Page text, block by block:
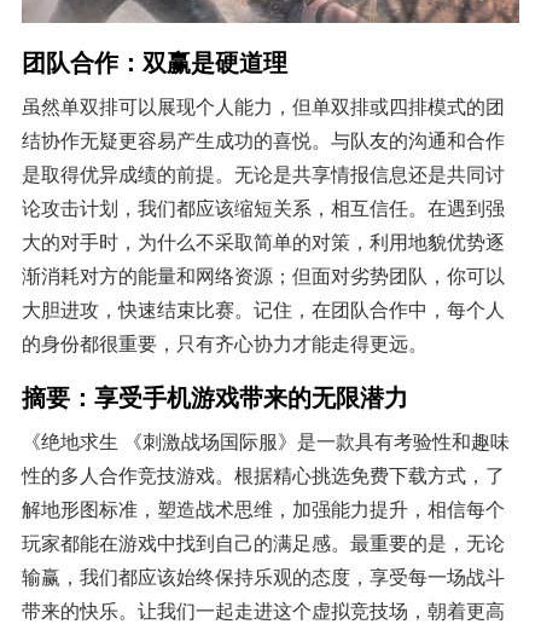
团队合作：双赢是硬道理
虽然单双排可以展现个人能力，但单双排或四排模式的团
结协作无疑更容易产生成功的喜悦。与队友的沟通和合作
是取得优异成绩的前提。无论是共享情报信息还是共同讨
论攻击计划，我们都应该缩短关系，相互信任。在遇到强
大的对手时，为什么不采取简单的对策，利用地貌优势逐
渐消耗对方的能量和网络资源；但面对劣势团队，你可以
大胆进攻，快速结束比赛。记住，在团队合作中，每个人
的身份都很重要，只有齐心协力才能走得更远。
摘要：享受手机游戏带来的无限潜力
《绝地求生 《刺激战场国际服》是一款具有考验性和趣味
性的多人合作竞技游戏。根据精心挑选免费下载方式，了
解地形图标准，塑造战术思维，加强能力提升，相信每个
玩家都能在游戏中找到自己的满足感。最重要的是，无论
输赢，我们都应该始终保持乐观的态度，享受每一场战斗
带来的快乐。让我们一起走进这个虚拟竞技场，朝着更高